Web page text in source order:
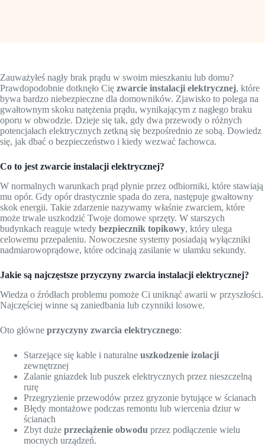
Zauważyłeś nagły brak prądu w swoim mieszkaniu lub domu?
Prawdopodobnie dotknęło Cię zwarcie instalacji elektrycznej, które
bywa bardzo niebezpieczne dla domowników. Zjawisko to polega na
gwałtownym skoku natężenia prądu, wynikającym z nagłego braku
oporu w obwodzie. Dzieje się tak, gdy dwa przewody o różnych
potencjałach elektrycznych zetkną się bezpośrednio ze sobą. Dowiedz
się, jak dbać o bezpieczeństwo i kiedy wezwać fachowca.
Co to jest zwarcie instalacji elektrycznej?
W normalnych warunkach prąd płynie przez odbiorniki, które stawiają
mu opór. Gdy opór drastycznie spada do zera, następuje gwałtowny
skok energii. Takie zdarzenie nazywamy właśnie zwarciem, które
może trwale uszkodzić Twoje domowe sprzęty. W starszych
budynkach reaguje wtedy bezpiecznik topikowy, który ulega
celowemu przepaleniu. Nowoczesne systemy posiadają wyłączniki
nadmiarowoprądowe, które odcinają zasilanie w ułamku sekundy.
Jakie są najczęstsze przyczyny zwarcia instalacji elektrycznej?
Wiedza o źródłach problemu pomoże Ci uniknąć awarii w przyszłości.
Najczęściej winne są zaniedbania lub czynniki losowe.
Oto główne przyczyny zwarcia elektrycznego:
Starzejące się kable i naturalne uszkodzenie izolacji
zewnętrznej
Zalanie gniazdek lub puszek elektrycznych przez nieszczelną
rurę
Przegryzienie przewodów przez gryzonie bytujące w ścianach
Błędy montażowe podczas remontu lub wiercenia dziur w
ścianach
Zbyt duże przeciążenie obwodu przez podłączenie wielu
mocnych urządzeń.